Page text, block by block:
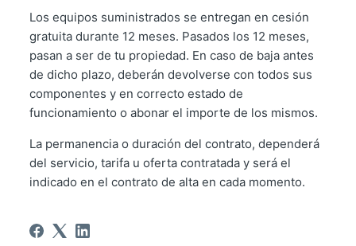
Los equipos suministrados se entregan en cesión
gratuita durante 12 meses. Pasados los 12 meses,
pasan a ser de tu propiedad. En caso de baja antes
de dicho plazo, deberán devolverse con todos sus
componentes y en correcto estado de
funcionamiento o abonar el importe de los mismos.
La permanencia o duración del contrato, dependerá
del servicio, tarifa u oferta contratada y será el
indicado en el contrato de alta en cada momento.